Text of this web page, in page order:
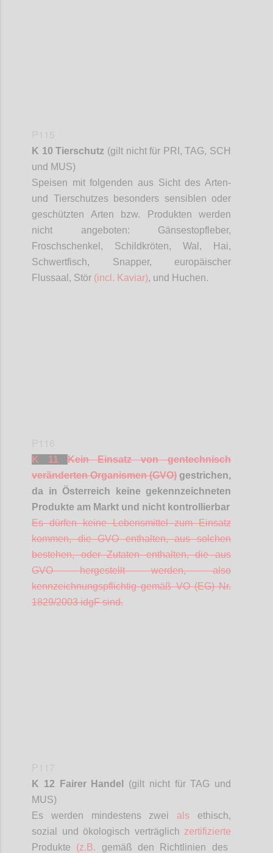
K 10 Tierschutz (gilt nicht für PRI, TAG, SCH
und MUS)
Speisen mit folgenden aus Sicht des Arten-
und Tierschutzes besonders sensiblen oder
geschützten Arten bzw. Produkten werden
nicht angeboten: Gänsestopfleber,
Froschschenkel, Schildkröten, Wal, Hai,
Schwertfisch, Snapper, europäischer
Flussaal, Stör (incl. Kaviar), und Huchen.
K 11Kein Einsatz von gentechnisch
veränderten Organismen (GVO) gestrichen,
da in Österreich keine gekennzeichneten
Produkte am Markt und nicht kontrollierbar
Es dürfen keine Lebensmittel zum Einsatz
kommen, die GVO enthalten, aus solchen
bestehen, oder Zutaten enthalten, die aus
GVO hergestellt werden, also
kennzeichnungspflichtig gemäß VO (EG) Nr.
1829/2003idgFsind.
K 12 Fairer Handel (gilt nicht für TAG und
MUS)
Es werden mindestens zwei als ethisch,
sozial und ökologisch verträglich zertifizierte
Produkte (z.B. gemäß den Richtlinien des